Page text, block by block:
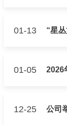
01-13 “星
01-05 2026
12-25 公司